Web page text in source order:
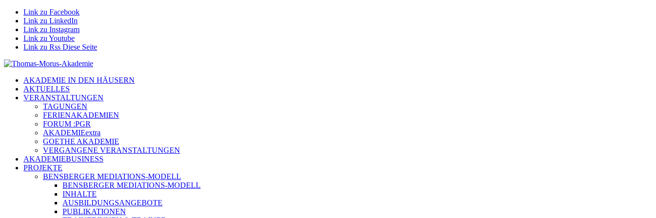
Link zu Facebook
Link zu LinkedIn
Link zu Instagram
Link zu Youtube
Link zu Rss Diese Seite
AKADEMIE IN DEN HÄUSERN
AKTUELLES
VERANSTALTUNGEN
TAGUNGEN
FERIENAKADEMIEN
FORUM :PGR
AKADEMIEextra
GOETHE AKADEMIE
VERGANGENE VERANSTALTUNGEN
AKADEMIEBUSINESS
PROJEKTE
BENSBERGER MEDIATIONS-MODELL
BENSBERGER MEDIATIONS-MODELL
INHALTE
AUSBILDUNGSANGEBOTE
PUBLIKATIONEN